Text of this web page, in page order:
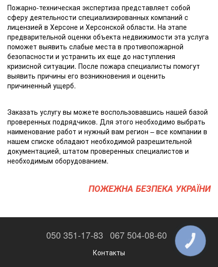
Пожарно-техническая экспертиза представляет собой
сферу деятельности специализированных компаний с
лицензией в Херсоне и Херсонской области. На этапе
предварительной оценки объекта недвижимости эта услуга
поможет выявить слабые места в противопожарной
безопасности и устранить их еще до наступления
кризисной ситуации. После пожара специалисты помогут
выявить причины его возникновения и оценить
причиненный ущерб.
Заказать услугу вы можете воспользовавшись нашей базой
проверенных подрядчиков. Для этого необходимо выбрать
наименование работ и нужный вам регион – все компании в
нашем списке обладают необходимой разрешительной
документацией, штатом проверенных специалистов и
необходимым оборудованием.
ПОЖЕЖНА БЕЗПЕКА УКРАЇНИ
050 351-17-83 067 504-08-60
Контакты
КНОПКА
ЗВ'ЯЗКУ